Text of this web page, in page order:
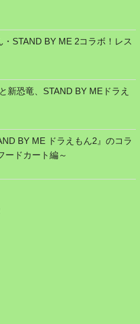
・STAND BY ME 2コラボ！レス
新恐竜、STAND BY MEドラえ
BY ME ドラえもん2』のコラ
ードカート編～